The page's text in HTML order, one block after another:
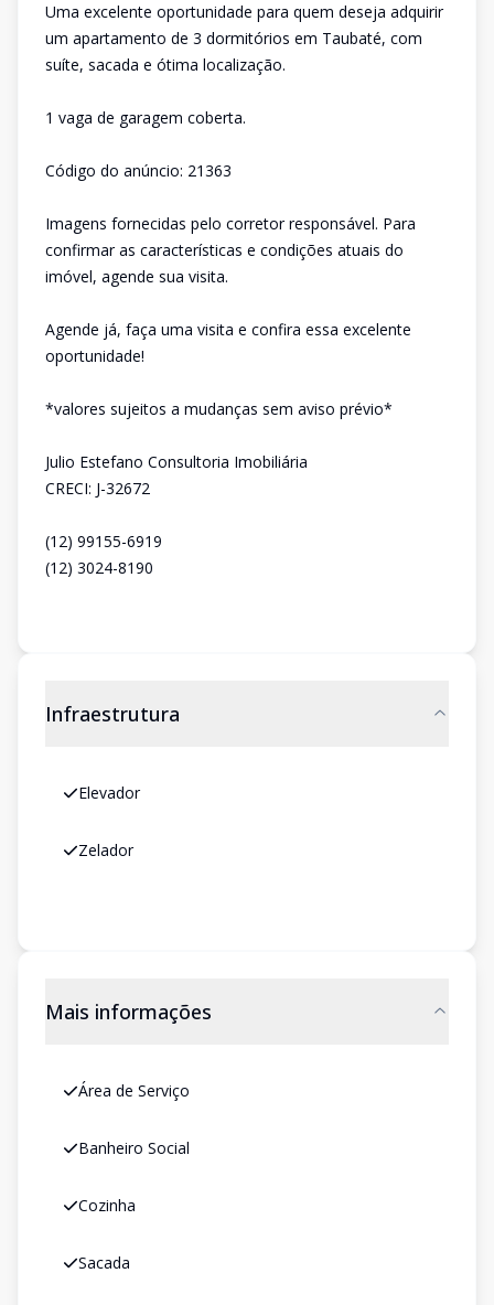
Uma excelente oportunidade para quem deseja adquirir
um apartamento de 3 dormitórios em Taubaté, com
suíte, sacada e ótima localização.
1 vaga de garagem coberta.
Código do anúncio: 21363
Imagens fornecidas pelo corretor responsável. Para
confirmar as características e condições atuais do
imóvel, agende sua visita.
Agende já, faça uma visita e confira essa excelente
oportunidade!
*valores sujeitos a mudanças sem aviso prévio*
Julio Estefano Consultoria Imobiliária
CRECI: J-32672
(12) 99155-6919
(12) 3024-8190
Infraestrutura
Elevador
Zelador
Mais informações
Área de Serviço
Banheiro Social
Cozinha
Sacada